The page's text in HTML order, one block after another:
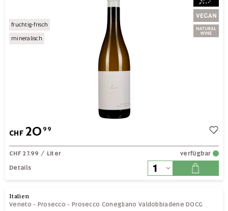
fruchtig-frisch
mineralisch
CHF 20 99
CHF 27.99 / Liter
verfügbar
Details
Italien
Veneto - Prosecco - Prosecco Conegliano Valdobbiadene DOCG